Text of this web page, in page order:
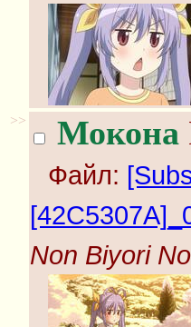
>> Мокона
Файл:
Non Biyori